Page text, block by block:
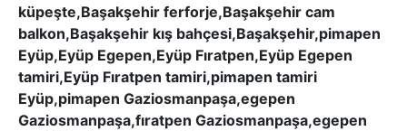
küpeşte,Başakşehir ferforje,Başakşehir cam
balkon,Başakşehir kış bahçesi,Başakşehir,pimapen
Eyüp,Eyüp Egepen,Eyüp Fıratpen,Eyüp Egepen
tamiri,Eyüp Fıratpen tamiri,pimapen tamiri
Eyüp,pimapen Gaziosmanpaşa,egepen
Gaziosmanpaşa,fıratpen Gaziosmanpaşa,egepen